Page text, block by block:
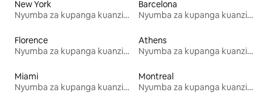
New York
Nyumba za kupanga kuanzia mwezi mmoja
Barcelona
Nyumba za kupanga kuanzia mwezi mmoja
Florence
Nyumba za kupanga kuanzia mwezi mmoja
Athens
Nyumba za kupanga kuanzia mwezi mmoja
Miami
Nyumba za kupanga kuanzia mwezi mmoja
Montreal
Nyumba za kupanga kuanzia mwezi mmoja